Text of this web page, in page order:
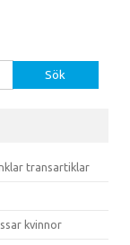
transartiklar
kvinnor